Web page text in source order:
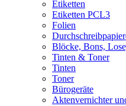
Etiketten
Etiketten PCL3
Folien
Blöcke, Bons,
Tinten & Toner
Tinten
Toner
Bürogeräte
Aktenvernichter